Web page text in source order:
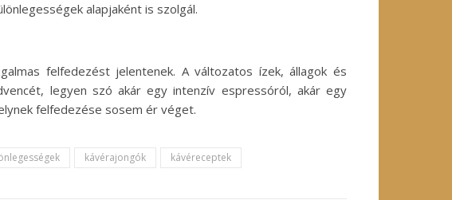
alapjaként is szolgál.
felfedezést jelentenek. A változatos ízek, állagok és
legyen szó akár egy intenzív espressóról, akár egy
felfedezése sosem ér véget.
kávérajongók kávéreceptek